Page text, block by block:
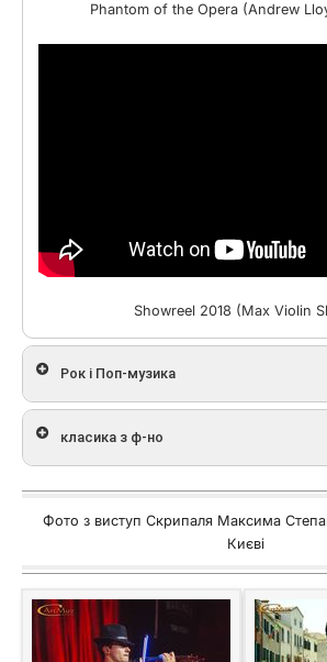
Phantom of the Opera (Andrew
Showreel 2018 (Max Violin
Рок і Поп-музика
класика з ф-но
Фото з виступ Скрипаля Максима
Києві